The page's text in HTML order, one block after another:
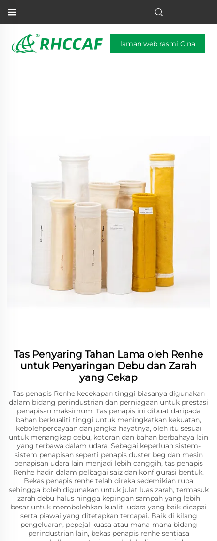
laman web rasmi Cina
Tas Penyaring Tahan Lama oleh Renhe
untuk Penyaringan Debu dan Zarah
yang Cekap
Tas penapis Renhe kecekapan tinggi biasanya digunakan
dalam bidang perindustrian dan perniagaan untuk prestasi
penapisan maksimum. Tas penapis ini dibuat daripada
bahan berkualiti tinggi untuk meningkatkan kekuatan,
kebolehpercayaan dan jangka hayatnya, oleh itu sesuai
untuk menangkap debu, kotoran dan bahan berbahaya lain
yang terbawa dalam udara. Sebagai keperluan sistem-
sistem penapisan seperti penapis duster beg dan mesin
penapisan udara lain menjadi lebih canggih, tas penapis
Renhe hadir dalam pelbagai saiz dan konfigurasi bentuk.
Bekas penapis renhe telah direka sedemikian rupa
sehingga boleh digunakan untuk julat luas zarah, termasuk
zarah debu halus hingga kepingan sampah yang lebih
besar untuk membolehkan kualiti udara yang baik dicapai
serta piawai yang ditetapkan tercapai. Baik di kilang
pengeluaran, pepejal kuasa atau mana-mana bidang
perindustrian lain, bekas penapis renhe sentiasa